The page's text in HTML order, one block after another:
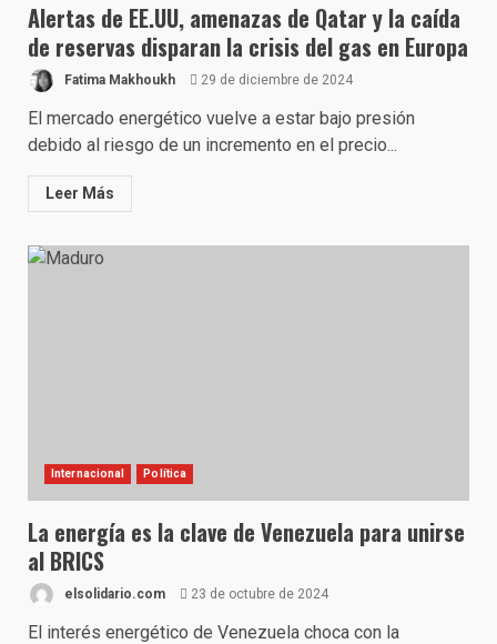
Alertas de EE.UU, amenazas de Qatar y la caída
de reservas disparan la crisis del gas en Europa
Fatima Makhoukh 29 de diciembre de 2024
El mercado energético vuelve a estar bajo presión
debido al riesgo de un incremento en el precio...
Leer Más
Internacional Política
La energía es la clave de Venezuela para unirse
al BRICS
elsolidario.com 23 de octubre de 2024
El interés energético de Venezuela choca con la